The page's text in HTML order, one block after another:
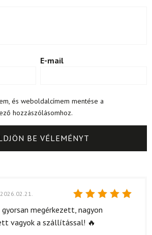
E-mail
és weboldalcímem mentése a
hozzászólásomhoz.
Értékelés:
5
/ 5
2026.02.21.
gyorsan megérkezett, nagyon
vagyok a szállítással! 🔥